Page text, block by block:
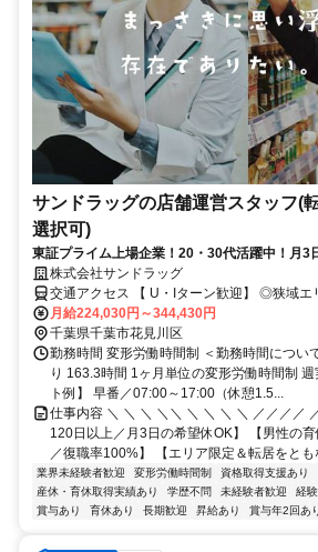
サンドラッグの店舗運営スタッフ(
選択可)
東証プライム上場企業！20・30代活躍中！月3
マなし／年収例32歳SV816万円／販促企画～商
インの仕事
株式会社サンドラッグ
交通アクセス 【 U・Iターン歓迎】 ◎狭域エリア
伴う転勤はありません。 ◎マイカー通勤OK
月給224,030円～344,430円
千葉県千葉市花見川区
勤務時間 変形労働時間制 ＜勤務時間につい
り 163.3時間 1ヶ月単位の変形労働時間制
ト例】 早番／07:00～17:00（休憩1.5...
仕事内容 ＼ ＼ ＼ ＼＼ ＼ ＼ ＼ ＼ ／／／／
120日以上／月3日の希望休OK】 【男性の
／復職率100%】 【エリア限定＆転居をとも
業界未経験者歓迎 変形労働時間制 資格取得支援あり
産休・育休取得実績あり
学歴不問 未経験者歓迎 経
賞与あり
育休あり 長期歓迎 昇給あり 賞与年2回あ